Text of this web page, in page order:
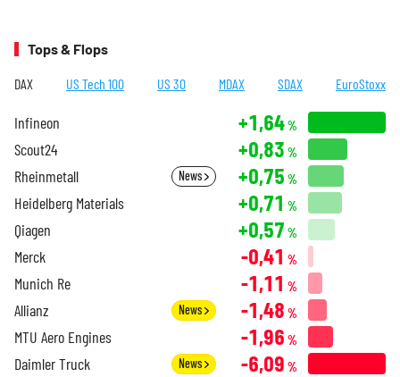
Tops & Flops
DAX US Tech 100 US 30 MDAX SDAX EuroStoxx
Infineon +1,64%
Scout24 +0,83 %
Rheinmetall News +0,75 %
Heidelberg Materials +0,71 %
Qiagen +0,57 %
Merck -0,41 %
Munich Re -1,11 %
Allianz News -1,48 %
MTU Aero Engines -1,96 %
Daimler Truck News -6,09 %